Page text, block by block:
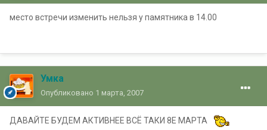
место встречи изменить нельзя у памятника в 14.00
Умка
Опубликовано 1 марта, 2007
ДАВАЙТЕ БУДЕМ АКТИВНЕЕ ВСЁ ТАКИ 8Е МАРТА